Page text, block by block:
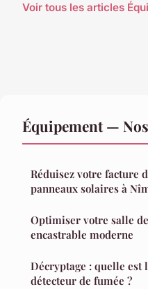
Voir tous les articles
Équipement —
Réduisez votre facture
panneaux solaires à
Optimiser votre salle
encastrable moderne
Décryptage : quelle est
détecteur de fumée ?